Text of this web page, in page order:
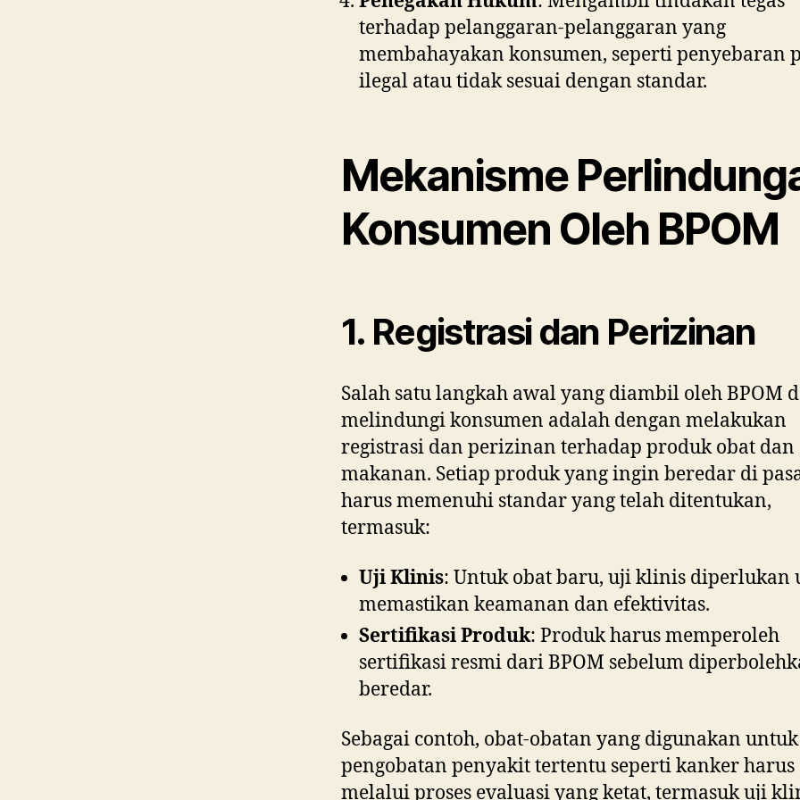
terhadap pelanggaran-pelanggaran yang
membahayakan konsumen, seperti penyebaran
ilegal atau tidak sesuai dengan standar.
Mekanisme
Konsumen Oleh BPOM
1. Registrasi dan Perizinan
Salah satu langkah awal yang diambil oleh BPOM
melindungi konsumen adalah dengan melakukan
registrasi dan perizinan terhadap produk obat dan
makanan. Setiap produk yang ingin beredar di
harus memenuhi standar yang telah ditentukan,
termasuk:
Uji Klinis: Untuk obat baru, uji klinis diperlukan
memastikan keamanan dan efektivitas.
Sertifikasi Produk: Produk harus memperoleh
sertifikasi resmi dari BPOM sebelum
beredar.
Sebagai contoh, obat-obatan yang digunakan untuk
pengobatan penyakit tertentu seperti kanker harus
melalui proses evaluasi yang ketat, termasuk uji